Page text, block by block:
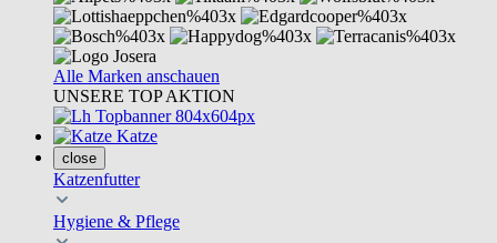
Alle Marken anschauen
UNSERE TOP AKTION
Katze
close
Katzenfutter
Hygiene & Pflege